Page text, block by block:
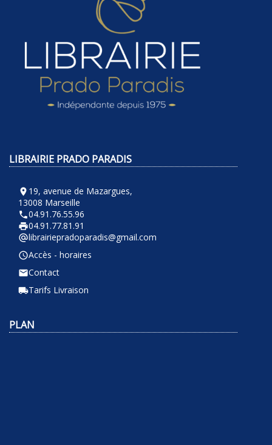
LIBRAIRIE PRADO PARADIS
room 19, avenue de Mazargues,
13008 Marseille
phone04.91.76.55.96
local_printshop04.91.77.81.91
alternate_emaillibrairiepradoparadis@gmail.com
query_builderAccès - horaires
emailContact
local_shippingTarifs Livraison
PLAN